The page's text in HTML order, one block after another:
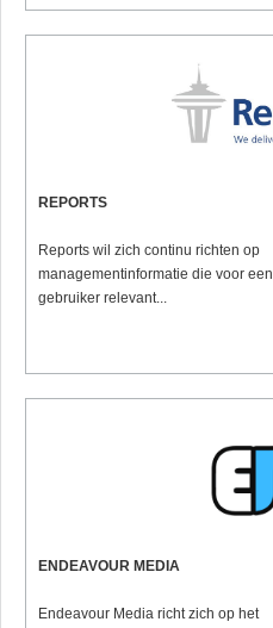
REPORTS
Reports wil zich continu richten op
managementinformatie die voor een
gebruiker relevant...
ENDEAVOUR MEDIA
Endeavour Media richt zich op het